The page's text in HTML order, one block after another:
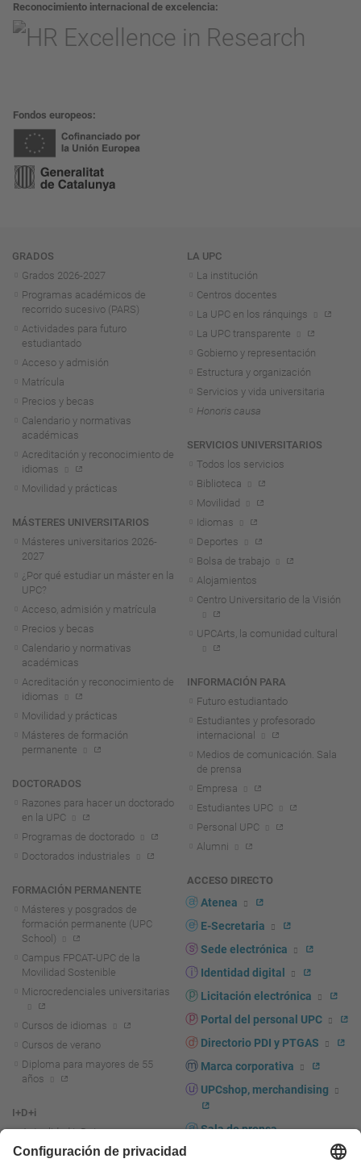
Reconocimiento internacional de excelencia
Fondos europeos
Navegación
GRADOS
Grados 2026-2027
Programas académicos de
recorrido sucesivo (PARS)
Actividades para futuro
estudiantado
Acceso y admisión
Matrícula
Precios y becas
Calendario y normativas
académicas
Acreditación y reconocimiento de
idiomas
Movilidad y prácticas
MÁSTERES UNIVERSITARIOS
Másteres universitarios 2026-
2027
¿Por qué estudiar un máster en la
UPC?
Acceso, admisión y matrícula
Precios y becas
Calendario y normativas
académicas
Acreditación y reconocimiento de
idiomas
Movilidad y prácticas
Másteres de formación
permanente
DOCTORADOS
Razones para hacer un doctorado
en la UPC
Programas de doctorado
Doctorados industriales
FORMACIÓN PERMANENTE
Másteres y posgrados de
formación permanente (UPC
School)
Campus FPCAT-UPC de la
Movilidad Sostenible
Microcredenciales universitarias
Cursos de idiomas
Cursos de verano
Diploma para mayores de 55
años
I+D+i
Actualidad I+D+I
La investigación en la UPC
LA UPC
La institución
Centros docentes
La UPC en los ránquings
La UPC transparente
Gobierno y representación
Estructura y organización
Servicios y vida universitaria
Honoris causa
SERVICIOS UNIVERSITARIOS
Todos los servicios
Biblioteca
Movilidad
Idiomas
Deportes
Bolsa de trabajo
Alojamientos
Centro Universitario de la Visión
UPCArts, la comunidad cultural
INFORMACIÓN PARA
Futuro estudiantado
Estudiantes y profesorado
internacional
Medios de comunicación. Sala
de prensa
Empresa
Estudiantes UPC
Personal UPC
Alumni
ACCESO DIRECTO
Atenea
E-Secretaria
Sede electrónica
Identidad digital
Licitación electrónica
Portal del personal UPC
Directorio PDI y PTGAS
Marca corporativa
UPCshop, merchandising
Sala de prensa